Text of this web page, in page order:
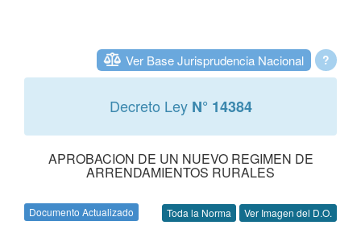
?
Ver Base Jurisprudencia Nacional
Decreto Ley N° 14384
APROBACION DE UN NUEVO REGIMEN DE
ARRENDAMIENTOS RURALES
Documento Actualizado Toda la Norma Ver Imagen del D.O.